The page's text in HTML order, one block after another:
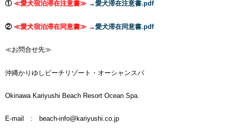
① ≪愛犬宿泊滞在注意書≫ →愛犬滞在注意書.pdf
② ≪愛犬宿泊滞在同意書≫ →愛犬滞在同意書.pdf
≪お問合せ先≫
沖縄かりゆしビーチリゾート・オーシャンスパ
Okinawa Kariyushi Beach Resort Ocean Spa.
E-mail : beach-info@kariyushi.co.jp